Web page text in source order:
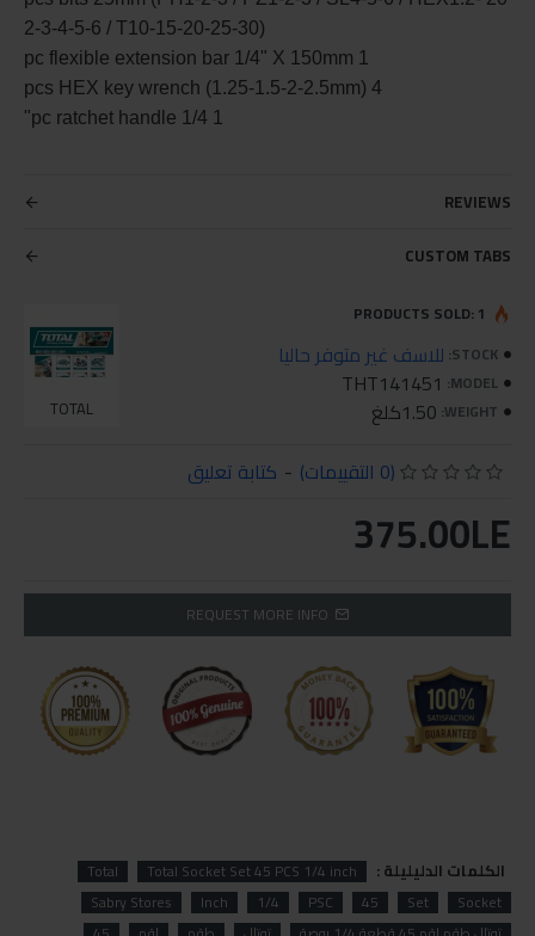
2-3-4-5-6 / T10-15-20-25-30)
1 pc flexible extension bar 1/4" X 150mm
4 pcs HEX key wrench (1.25-1.5-2-2.5mm)
1 pc ratchet handle 1/4"
REVIEWS
CUSTOM TABS
STOCK: للاسف غير متوفر حاليا
MODEL:
THT141451
WEIGHT: 1.50كلغ TOTAL
PRODUCTS SOLD: 1
(0 التقييمات) - كتابة تعليق
375.00LE
REQUEST MORE INFO
الكلمات الدليليلة : Total Socket Set 45 PCS 1/4 inch
Total
Socket
Set
45
PSC
1/4
Inch
Sabry Stores